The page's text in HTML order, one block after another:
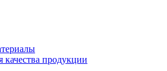
качества продукции